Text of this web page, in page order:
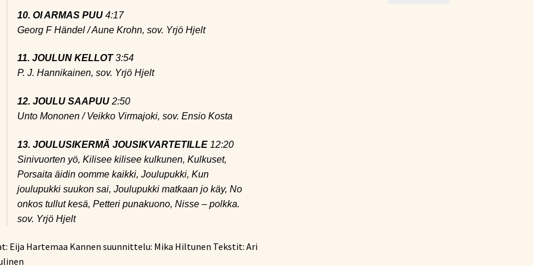
10. OI ARMAS PUU4:17
Georg F Händel / Aune Krohn, sov. Yrjö Hjelt
11. JOULUN KELLOT3:54
P. J. Hannikainen, sov. Yrjö Hjelt
12. JOULU SAAPUU2:50
Unto Mononen / Veikko Virmajoki, sov. Ensio Kosta
13. JOULUSIKERMÄ JOUSIKVARTETILLE12:20
Sinivuorten yö, Kilisee kilisee kulkunen, Kulkuset,
Porsaita äidin oomme kaikki, Joulupukki, Kun
joulupukki suukon sai, Joulupukki matkaan jo käy, No
onkos tullut kesä, Petteri punakuono, Nisse – polkka.
sov. Yrjö Hjelt
Eija Hartemaa Kannen suunnittelu: Mika Hiltunen Tekstit: Ari